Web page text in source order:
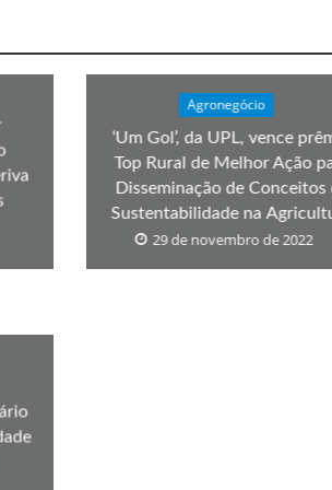
Agronegócio
‘Um Gol’, da UPL, vence
Top Rural de Melhor Ação
Disseminação de Conceitos
Sustentabilidade na
29 de novembro de 2022